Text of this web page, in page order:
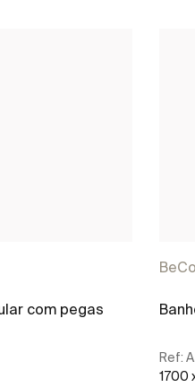
com pegas
Ref:
1700